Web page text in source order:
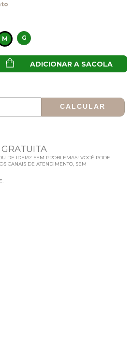
M G
ADICIONAR A SACOLA
CALCULAR
GRATUITA
DE IDEIA? SEM PROBLEMAS! VOCÊ PODE
CANAIS DE ATENDIMENTO, SEM